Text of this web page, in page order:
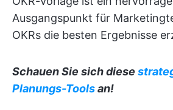
Ausgangspunkt für
OKRs die besten Ergebnisse
Schauen Sie sich diese
Planungs-Toolsan!